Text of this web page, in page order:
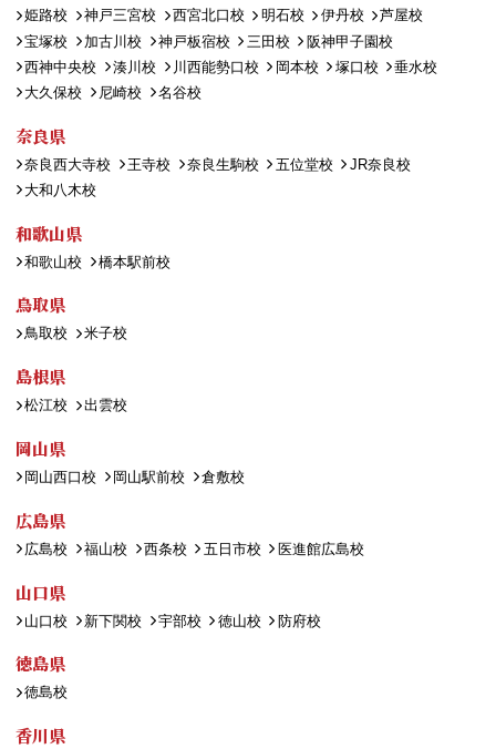
姫路校 神戸三宮校 西宮北口校 明石校 伊丹校
芦屋校
宝塚校
加古川校 神戸板宿校 三田校
阪神甲子園校
西神中央校
湊川校 川西能勢口校 岡本校 塚口校
垂水校
大久保校
尼崎校 名谷校
奈良県
奈良西大寺校 王寺校 奈良生駒校 五位堂校
JR奈良校
大和八木校
和歌山県
和歌山校 橋本駅前校
鳥取県
鳥取校 米子校
島根県
松江校 出雲校
岡山県
岡山西口校 岡山駅前校 倉敷校
広島県
広島校 福山校 西条校 五日市校 医進館広島校
山口県
山口校 新下関校 宇部校 徳山校 防府校
徳島県
徳島校
香川県